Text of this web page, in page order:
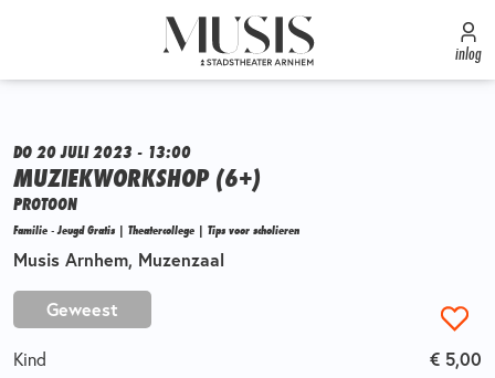
inlog
DO 20 JULI 2023 - 13:00
MUZIEKWORKSHOP (6+)
PROTOON
Familie - Jeugd Gratis | Theatercollege | Tips voor scholieren
Musis Arnhem, Muzenzaal
Geweest
Kind
€ 5,00